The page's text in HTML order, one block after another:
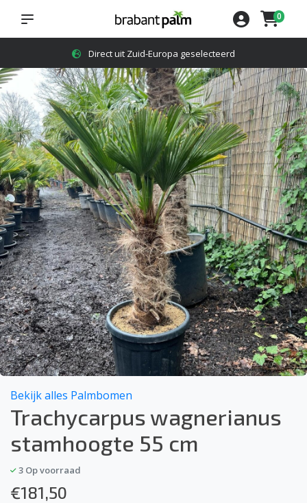
4,8 op Google reviews
0
Bekijk alles Palmbomen
Trachycarpus wagnerianus
stamhoogte 55 cm
3 Op voorraad
€181,50